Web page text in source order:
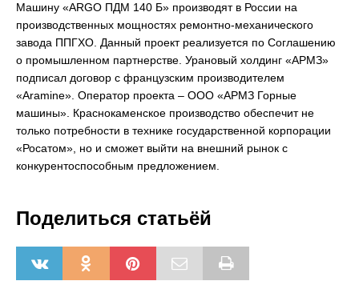
Машину «ARGO ПДМ 140 Б» производят в России на
производственных мощностях ремонтно-механического
завода ППГХО. Данный проект реализуется по Соглашению
о промышленном партнерстве. Урановый холдинг «АРМЗ»
подписал договор с французским производителем
«Aramine». Оператор проекта – ООО «АРМЗ Горные
машины». Краснокаменское производство обеспечит не
только потребности в технике государственной корпорации
«Росатом», но и сможет выйти на внешний рынок с
конкурентоспособным предложением.
Поделиться статьёй